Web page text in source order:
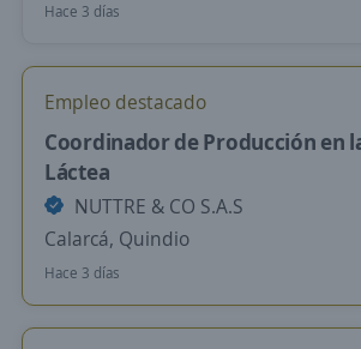
Hace 3 días
Empleo destacado
Coordinador de Producción en
Láctea
NUTTRE & CO S.A.S
Calarcá, Quindio
Hace 3 días